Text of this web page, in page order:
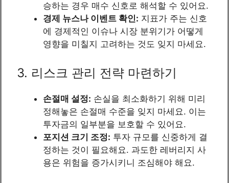
승하는 경우 매수 신호로 해석할 수 있어요.
경제 뉴스나 이벤트 확인: 지표가 주는 신호
에 경제적인 이슈나 시장 분위기가 어떻게
영향을 미칠지 고려하는 것도 잊지 마세요.
3. 리스크 관리 전략 마련하기
손절매 설정: 손실을 최소화하기 위해 미리
정해놓은 손절매 수준을 잊지 마세요. 이는
투자금의 일부분을 보호할 수 있어요.
포지션 크기 조정: 투자 규모를 신중하게 결
정하는 것이 필요해요. 과도한 레버리지 사
용은 위험을 증가시키니 조심해야 해요.